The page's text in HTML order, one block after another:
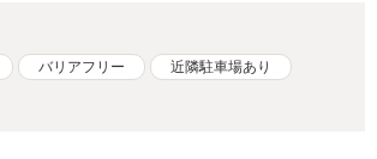
バリアフリー
近隣駐車場あり